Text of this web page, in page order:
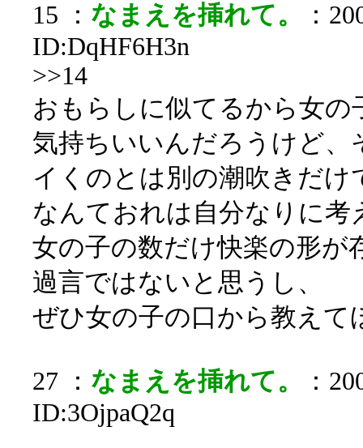
15 ： なまえを挿れて。
：
ID:DqHF6H3n
>>14
おもらしに似てるから女の
気持ちいいんだろうけど、
イくのとは別の潮吹きだけ
なんておれは自分なりに考
女の子の数だけ快楽の形が
過言ではないと思うし、
ぜひ女の子の口から教えて
27 ： なまえを挿れて。
：
ID:3OjpaQ2q